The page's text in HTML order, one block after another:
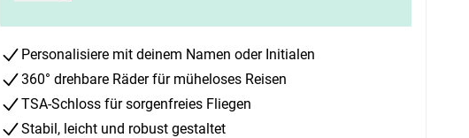
Personalisiere mit deinem Namen oder Initialen
360° drehbare Räder für müheloses Reisen
TSA-Schloss für sorgenfreies Fliegen
Stabil, leicht und robust gestaltet